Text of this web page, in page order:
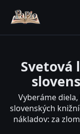
Svetová
Vyberáme
slovenských
nákladov: za